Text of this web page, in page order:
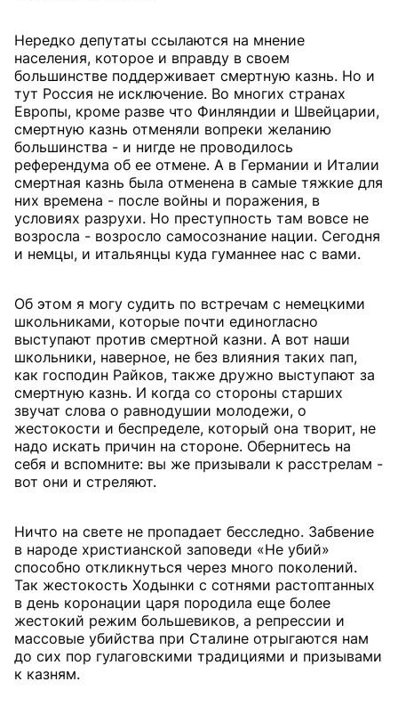
Нередко депутаты ссылаются на мнение
населения, которое и вправду в своем
большинстве поддерживает смертную казнь. Но и
тут Россия не исключение. Во многих странах
Европы, кроме разве что Финляндии и Швейцарии,
смертную казнь отменяли вопреки желанию
большинства - и нигде не проводилось
референдума об ее отмене. А в Германии и Италии
смертная казнь была отменена в самые тяжкие для
них времена - после войны и поражения, в
условиях разрухи. Но преступность там вовсе не
возросла - возросло самосознание нации. Сегодня
и немцы, и итальянцы куда гуманнее нас с вами.
Об этом я могу судить по встречам с немецкими
школьниками, которые почти единогласно
выступают против смертной казни. А вот наши
школьники, наверное, не без влияния таких пап,
как господин Райков, также дружно выступают за
смертную казнь. И когда со стороны старших
звучат слова о равнодушии молодежи, о
жестокости и беспределе, который она творит, не
надо искать причин на стороне. Обернитесь на
себя и вспомните: вы же призывали к расстрелам -
вот они и стреляют.
Ничто на свете не пропадает бесследно. Забвение
в народе христианской заповеди «Не убий»
способно откликнуться через много поколений.
Так жестокость Ходынки с сотнями растоптанных
в день коронации царя породила еще более
жестокий режим большевиков, а репрессии и
массовые убийства при Сталине отрыгаются нам
до сих пор гулаговскими традициями и призывами
к казням.